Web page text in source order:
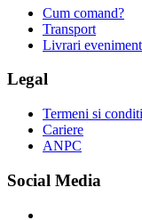
Cum comand?
Transport
Livrari
Legal
Termeni si
Cariere
ANPC
Social Media